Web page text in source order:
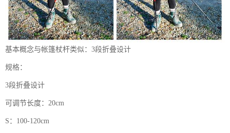
基本概念与帐篷杖杆类似：3段折叠设计
规格：
3段折叠设计
可调节长度：20cm
S：100-120cm